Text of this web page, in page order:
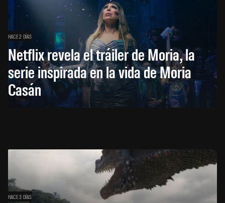
HACE 2 DÍAS
Netflix revela el tráiler de Moria, la
serie inspirada en la vida de Moria
Casán
HACE 3 DÍAS